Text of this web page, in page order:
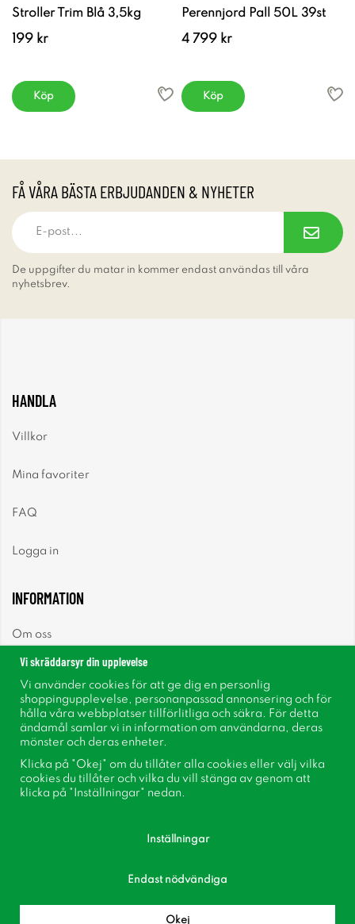
Stroller Trim Blå 3,5kg
199 kr
Köp
Perennjord Pall 50L 39st
4 799 kr
Köp
FÅ VÅRA BÄSTA ERBJUDANDEN & NYHETER
De uppgifter du matar in kommer endast användas till våra
nyhetsbrev.
HANDLA
Villkor
Mina favoriter
FAQ
Logga in
INFORMATION
Om oss
Nyhetsbrev
Om cookies
Inspiration
Bli medlem i vår kundklubb!
Vi skräddarsyr din upplevelse
Vi använder cookies för att ge dig en personlig
shoppingupplevelse, personanpassad annonsering och för
hålla våra webbplatser tillförlitliga och säkra. För detta
ändamål samlar vi in information om användarna, deras
mönster och deras enheter.
Klicka på "Okej" om du tillåter alla cookies eller välj vilka
cookies du tillåter och vilka du vill stänga av genom att
klicka på "Inställningar" nedan.
Inställningar
Endast nödvändiga
Okej